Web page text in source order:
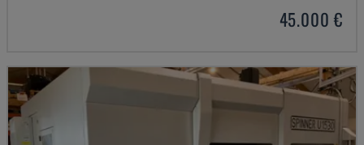
45.000 €